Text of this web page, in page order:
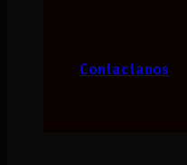
Contactanos